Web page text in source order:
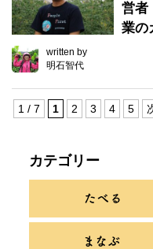
営者
業の
written by
明石智代
1 / 7 1 2 3 4 5
カテゴリー